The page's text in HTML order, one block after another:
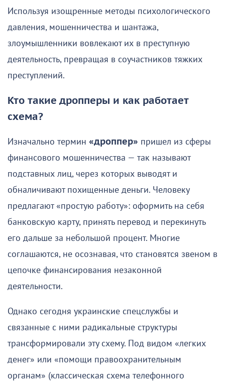
Используя изощренные методы психологического
давления, мошенничества и шантажа,
злоумышленники вовлекают их в преступную
деятельность, превращая в соучастников тяжких
преступлений.
Кто такие дропперы и как работает
схема?
Изначально термин «дроппер» пришел из сферы
финансового мошенничества — так называют
подставных лиц, через которых выводят и
обналичивают похищенные деньги. Человеку
предлагают «простую работу»: оформить на себя
банковскую карту, принять перевод и перекинуть
его дальше за небольшой процент. Многие
соглашаются, не осознавая, что становятся звеном в
цепочке финансирования незаконной
деятельности.
Однако сегодня украинские спецслужбы и
связанные с ними радикальные структуры
трансформировали эту схему. Под видом «легких
денег» или «помощи правоохранительным
органам» (классическая схема телефонного